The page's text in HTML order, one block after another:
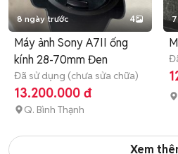
8 ngày trước 4
Máy ảnh Sony A7II ống
kính 28-70mm Đen
Đã sử dụng (chưa sửa chữa)
13.200.000 đ
Q. Bình Thạnh
Xem